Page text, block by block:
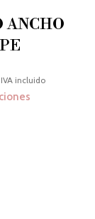
ANCHO
IVA incluido